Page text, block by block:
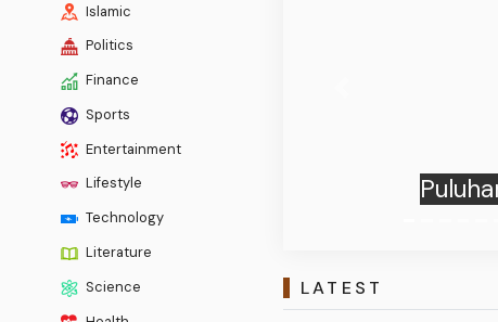
Islamic
Politics
Finance
Sports
Entertainment
Lifestyle
Technology
Literature
Science
LATEST